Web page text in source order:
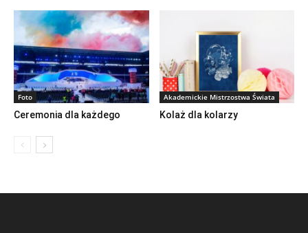
Foto
Ceremonia dla każdego
Akademickie Mistrzostwa Świata
Kolaż dla kolarzy